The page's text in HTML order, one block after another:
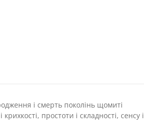
і смерть поколінь щомиті
простоти і складності, сенсу і